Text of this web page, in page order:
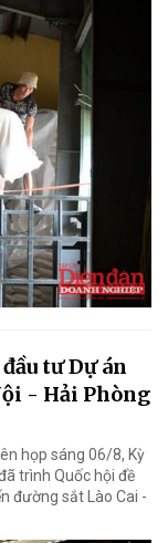
tư Dự án
- Hải Phòng
họp sáng 06/8, Kỳ
trình Quốc hội đề
đường sắt Lào Cai -